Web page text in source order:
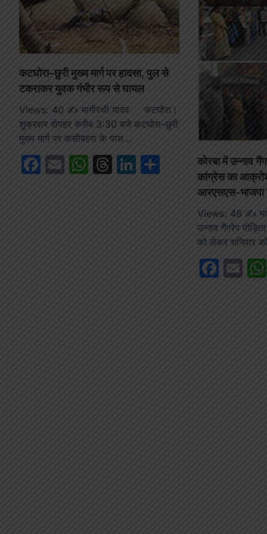
कटघोरा–छुरी मुख्य मार्ग पर हादसा, पुल से
टकराकर युवक गंभीर रूप से घायल
Views: 40 ✍️ भागीरथी यादव कटघोरा।
शुक्रवार दोपहर करीब 3:30 बजे कटघोरा–छुरी
मुख्य मार्ग पर कसीबहरा के पास…
Facebook
EmailWhatsApp
Threads
LinkedIn
Shareकोरबा में उन्नाव
कांग्रेस का
आरएसएस-भाजपा
Views: 48 ✍️
उन्नाव गैंगरेप
को लेकर शनिवार